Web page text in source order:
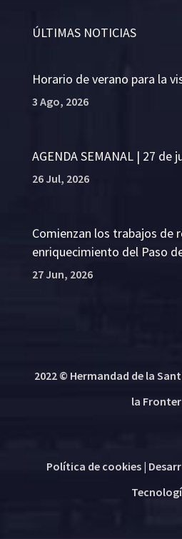
ÚLTIMAS NOTICIAS
Horario de verano para la
3 Ago, 2026
AGENDA SEMANAL | 27 de
26 Jul, 2026
Comienzan los trabajos de
enriquecimiento del Paso
27 Jun, 2026
2022 © Hermandad de la
la
Política de cookies|